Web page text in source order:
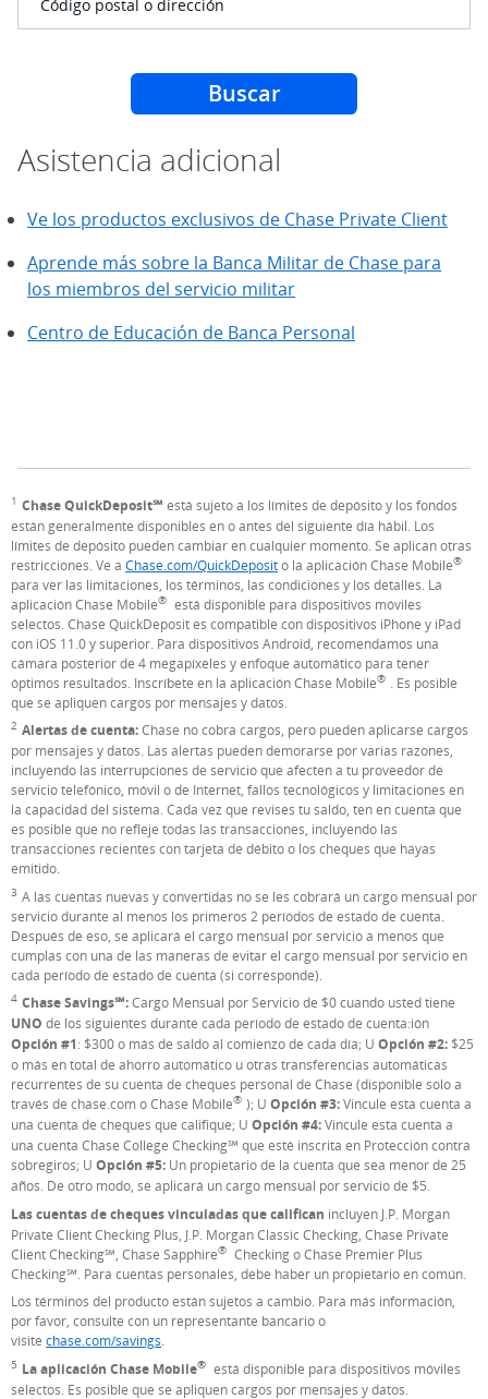
Buscar
Asistencia adicional
Ve los productos exclusivos de Chase Private Client
Aprende más sobre la Banca Militar de Chase para
los miembros del servicio militar
Centro de Educación de Banca Personal
Nota al pie de página
1 Chase QuickDeposit℠ está sujeto a los límites de depósito y los fondos
están generalmente disponibles en o antes del siguiente día hábil. Los
límites de depósito pueden cambiar en cualquier momento. Se aplican otras
restricciones. Ve a Chase.com/QuickDeposito la aplicación Chase Mobile®
para ver las limitaciones, los términos, las condiciones y los detalles. La
aplicación Chase Mobile® está disponible para dispositivos móviles
selectos. Chase QuickDeposit es compatible con dispositivos iPhone y iPad
con iOS 11.0 y superior. Para dispositivos Android, recomendamos una
cámara posterior de 4 megapíxeles y enfoque automático para tener
óptimos resultados. Inscríbete en la aplicación Chase Mobile®
. Es posible
que se apliquen cargos por mensajes y datos.
Nota al pie de página
2 Alertas de cuenta:Chase no cobra cargos, pero pueden aplicarse cargos
por mensajes y datos. Las alertas pueden demorarse por varias razones,
incluyendo las interrupciones de servicio que afecten a tu proveedor de
servicio telefónico, móvil o de Internet, fallos tecnológicos y limitaciones en
la capacidad del sistema. Cada vez que revises tu saldo, ten en cuenta que
es posible que no refleje todas las transacciones, incluyendo las
transacciones recientes con tarjeta de débito o los cheques que hayas
emitido.
Nota al pie de página
3 A las cuentas nuevas y convertidas no se les cobrará un cargo mensual por
servicio durante al menos los primeros 2 períodos de estado de cuenta.
Después de eso, se aplicará el cargo mensual por servicio a menos que
cumplas con una de las maneras de evitar el cargo mensual por servicio en
cada período de estado de cuenta (si corresponde).
Nota al pie de página
4 Chase Savings℠:Cargo Mensual por Servicio de $0 cuando usted tiene
UNO de los siguientes durante cada período de estado de cuenta:ión
Opción #1: $300 o más de saldo al comienzo de cada día; U Opción #2: $25
o más en total de ahorro automático u otras transferencias automáticas
recurrentes de su cuenta de cheques personal de Chase (disponible solo a
través de chase.com o Chase Mobile® ); U Opción #3:Vincule esta cuenta a
una cuenta de cheques que califique; U Opción #4:Vincule esta cuenta a
una cuenta Chase College Checking℠ que esté inscrita en Protección contra
sobregiros; U Opción #5: Un propietario de la cuenta que sea menor de 25
años. De otro modo, se aplicará un cargo mensual por servicio de $5.
Las cuentas de cheques vinculadas que califican incluyen J.P. Morgan
Private Client Checking Plus, J.P. Morgan Classic Checking, Chase Private
Client Checking℠, Chase Sapphire® Checking o Chase Premier Plus
Checking℠. Para cuentas personales, debe haber un propietario en común.
Los términos del producto están sujetos a cambio. Para más información,
por favor, consulte con un representante bancario o
visite chase.com/savings
Nota al pie de página
5 La aplicación Chase Mobile® está disponible para dispositivos móviles
selectos. Es posible que se apliquen cargos por mensajes y datos.